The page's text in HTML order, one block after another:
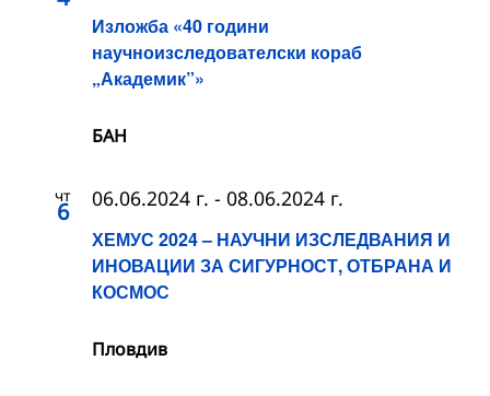
Изложба «40 години
научноизследователски кораб
„Академик”»
БАН
чт
6
ХЕМУС 2024 – НАУЧНИ ИЗСЛЕДВАНИЯ И
ИНОВАЦИИ ЗА СИГУРНОСТ, ОТБРАНА И
КОСМОС
06.06.2024 г. - 08.06.2024 г.
Пловдив